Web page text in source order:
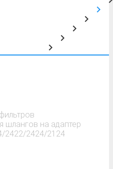
шлангов на адаптер
2422/2424/2124